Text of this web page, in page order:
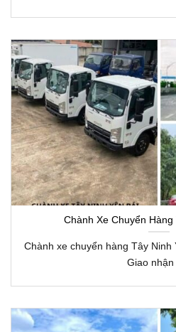
Chành Xe Chuyển
Chành xe chuyển hàng Tây Ninh
Giao nhận